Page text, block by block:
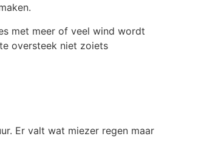
met meer of veel wind wordt
oversteek niet zoiets
Er valt wat miezer regen maar